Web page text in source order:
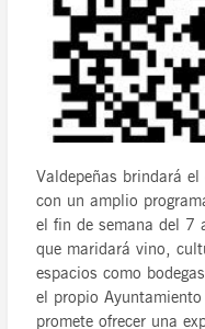
Valdepeñas brindará
con un amplio
el fin de semana del 7
que maridará vino,
espacios como
el propio
promete ofrecer una